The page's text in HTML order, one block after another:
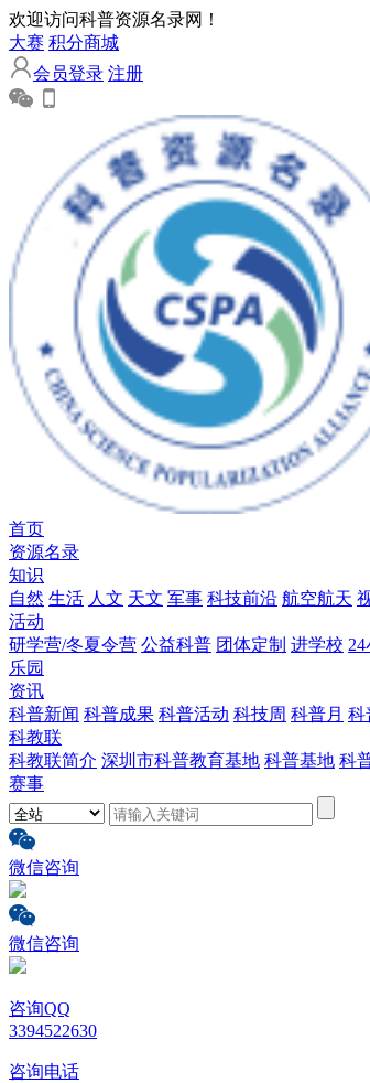
欢迎访问科普资源名录网！
大赛 积分商城
会员登录 注册
首页
资源名录
知识
自然 生活 人文 天文 军事 科技前沿 航空航天
活动
研学营/冬夏令营 公益科普 团体定制 进学校
乐园
资讯
科普新闻 科普成果 科普活动 科技周 科普月 科
科教联
科教联简介 深圳市科普教育基地 科普基地 科
赛事
微信咨询
微信咨询
咨询QQ
3394522630
咨询电话